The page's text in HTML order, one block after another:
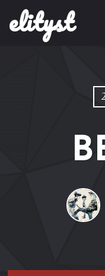
elityst
Skip to content